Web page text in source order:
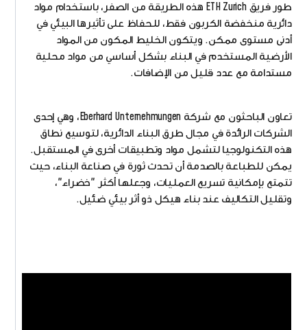
طور فريق ETH Zurich هذه الطريقة من الصفر، باستخدام مواد
دائرية منخفضة الكربون فقط، للحفاظ على تأثيرها البيئي في
أدنى مستوى ممكن. ويتكون الخليط المكون من المواد
الأرضية المستخدم في البناء بشكل أساسي من مواد محلية
مستدامة مع عدد قليل من الإضافات.
تعاون الباحثون مع شركة Eberhard Unternehmungen، وهي إحدى
الشركات الرائدة في مجال طرق البناء الدائرية، لتوسيع نطاق
هذه التكنولوجيا لتشمل مواد وتطبيقات أخرى في المستقبل.
يمكن للطباعة بالصدمة أن تحدث ثورة في صناعة البناء، حيث
تتمتع بإمكانية تسريع العمليات، وجعلها أكثر "خضراء"،
وتقليل التكاليف عند بناء هيكل ذو أثر بيئي ضئيل.